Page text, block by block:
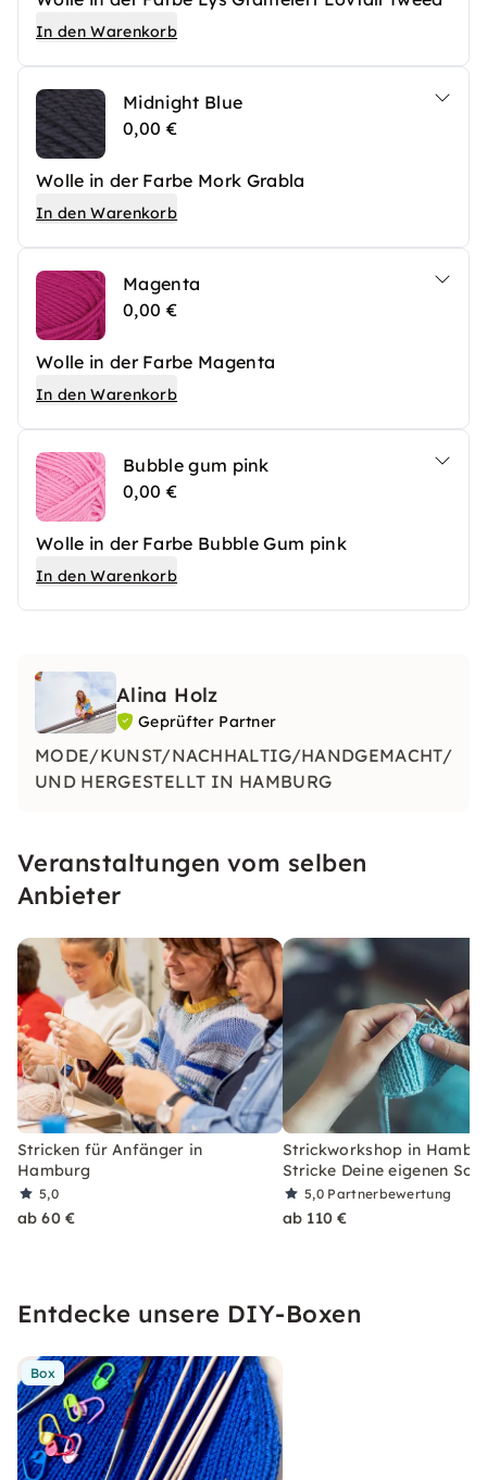
In den Warenkorb
Midnight Blue
0,00 €
Wolle in der Farbe Mork Grabla
In den Warenkorb
Magenta
0,00 €
Wolle in der Farbe Magenta
In den Warenkorb
Bubble gum pink
0,00 €
Wolle in der Farbe Bubble Gum pink
In den Warenkorb
Alina Holz
Geprüfter Partner
MODE/KUNST/NACHHALTIG/HANDGEMACHT/
UND HERGESTELLT IN HAMBURG
Veranstaltungen vom selben
Anbieter
Stricken für Anfänger in
Hamburg
5,0
ab 60 €
Strickworkshop in
Stricke Deine eigenen
5,0 Partnerbewertung
ab 110 €
Entdecke unsere DIY-Boxen
Box